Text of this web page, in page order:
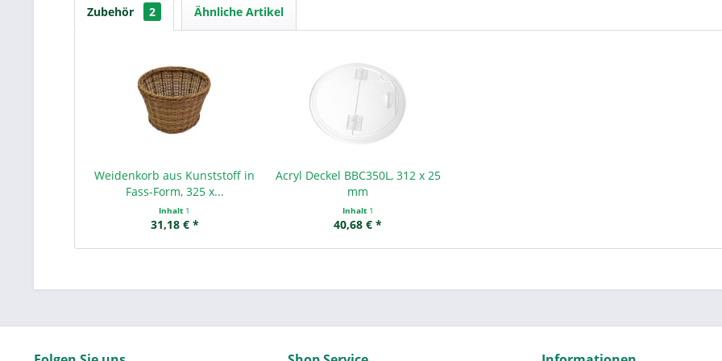
Zubehör 2 Ähnliche Artikel
Weidenkorb aus Kunststoff in
Fass-Form, 325 x...
Inhalt 1
31,18 € *
Acryl Deckel BBC350L, 312 x 25
mm
Inhalt 1
40,68 € *